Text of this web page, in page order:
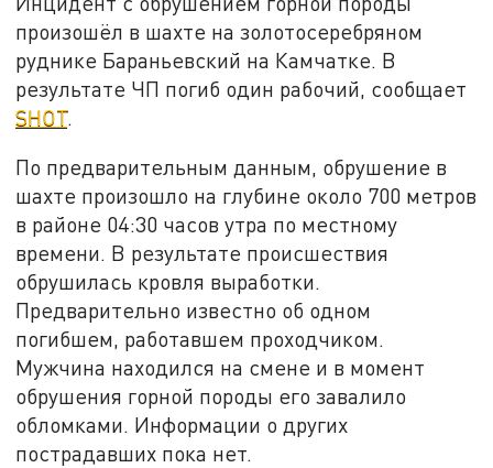
произошёл в шахте на золотосеребряном
руднике Бараньевский на Камчатке. В
результате ЧП погиб один рабочий, сообщает
SHOT.
По предварительным данным, обрушение в
шахте произошло на глубине около 700 метров
в районе 04:30 часов утра по местному
времени. В результате происшествия
обрушилась кровля выработки.
Предварительно известно об одном
погибшем, работавшем проходчиком.
Мужчина находился на смене и в момент
обрушения горной породы его завалило
обломками. Информации о других
пострадавших пока нет.